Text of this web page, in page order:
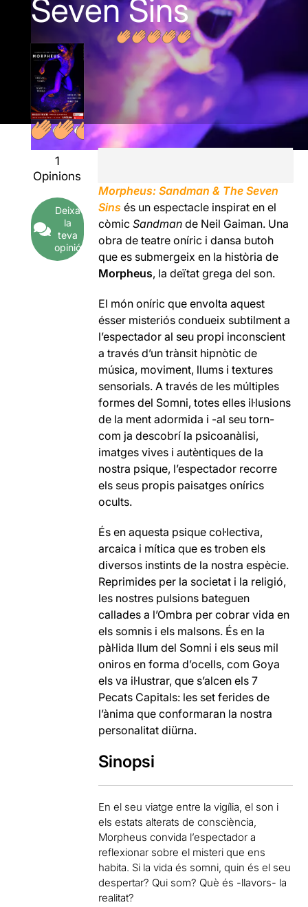
Seven Sins
1
Opinions
Deixa
la
teva
opinió
Morpheus: Sandman & The Seven
Sins és un espectacle inspirat en el
còmicSandman de Neil Gaiman. Una
obra de teatre oníric i dansa butoh
que es submergeix en la història de
Morpheus, la deïtat grega del son.
El món oníric que envolta aquest
ésser misteriós condueix subtilment a
l’espectador al seu propi inconscient
a través d’un trànsit hipnòtic de
música, moviment, llums i textures
sensorials. A través de les múltiples
formes del Somni, totes elles il·lusions
de la ment adormida i -al seu torn-
com ja descobrí la psicoanàlisi,
imatges vives i autèntiques de la
nostra psique, l’espectador recorre
els seus propis paisatges onírics
ocults.
És en aquesta psique col·lectiva,
arcaica i mítica que es troben els
diversos instints de la nostra espècie.
Reprimides per la societat i la religió,
les nostres pulsions bateguen
callades a l’Ombra per cobrar vida en
els somnis i els malsons. És en la
pàl·lida llum del Somni i els seus mil
oniros en forma d’ocells, com Goya
els va il·lustrar, que s’alcen els 7
Pecats Capitals: les set ferides de
l’ànima que conformaran la nostra
personalitat diürna.
Sinopsi
En el seu viatge entre la vigília, el son i
els estats alterats de consciència,
Morpheus convida l’espectador a
reflexionar sobre el misteri que ens
habita. Si la vida és somni, quin és el seu
despertar? Qui som? Què és -llavors- la
realitat?